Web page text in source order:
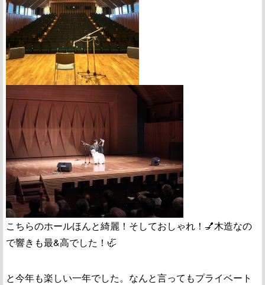
こちらのホールほんと綺麗！そしておしゃれ！💅木造なの
で響きも最&高でした！🦏
と今年も楽しい一年でした。なんと言ってもプライベート